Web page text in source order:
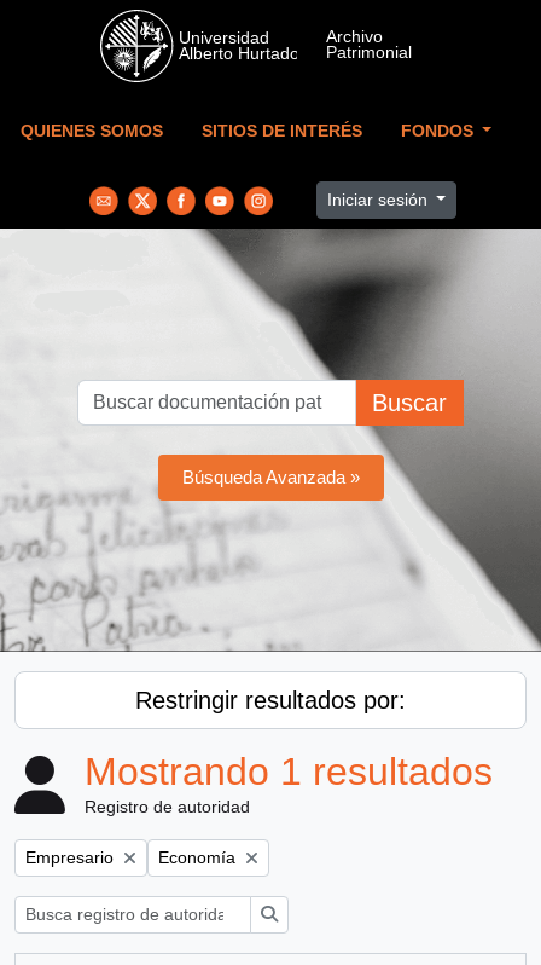
Skip to main content
QUIENES SOMOS SITIOS DE INTERÉS FONDOS
Iniciar sesión
Buscar
Búsqueda Avanzada »
Restringir resultados por:
Mostrando 1 resultados
Registro de autoridad
Remove filter:
Empresario Remove filter:
Economía